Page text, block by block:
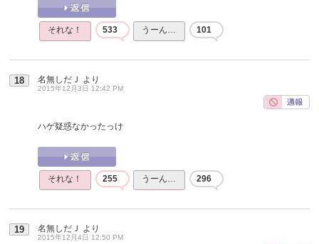
それな！ 533 うーん… 101
18 名無しだＪ より
2015年12月3日 12:42 PM
ハゲ疑惑なかったっけ
それな！ 255 うーん… 296
19 名無しだＪ より
2015年12月4日 12:50 PM